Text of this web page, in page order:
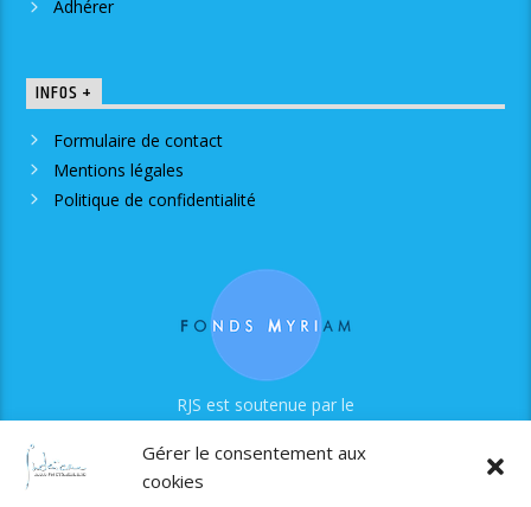
Gérer le consentement aux
cookies
Adhérer
INFOS +
Formulaire de contact
Mentions légales
Politique de confidentialité
RJS est soutenue par le